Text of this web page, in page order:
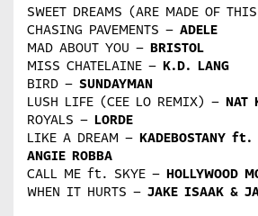
SWEET DREAMS (ARE MADE OF
CHASING PAVEMENTS – ADELE
MAD ABOUT YOU – BRISTOL
MISS CHATELAINE – K.D. LANG
BIRD – SUNDAYMAN
LUSH LIFE (CEE LO REMIX) – NAT
ROYALS – LORDE
LIKE A DREAM – KADEBOSTANY
ANGIE ROBBA
CALL ME ft. SKYE – HOLLYWOOD
WHEN IT HURTS – JAKE ISAAK &